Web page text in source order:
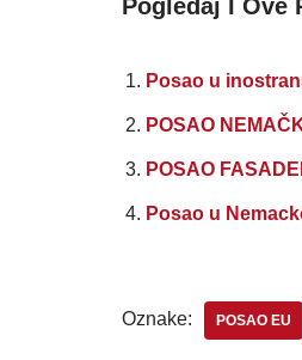
Pogledaj I Ove
Posao u
POSAO
POSAO
Posao u
Oznake: POSAO EU